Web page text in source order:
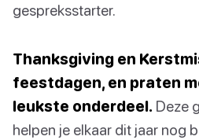
gespreksstarter.
Thanksgiving en
feestdagen, en praten
leukste onderdeel. Deze
helpen je elkaar dit jaar nog